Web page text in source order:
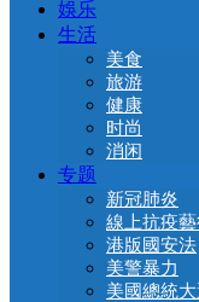
娛乐
生活
美食
旅游
健康
时尚
消闲
专题
新冠肺炎
線上抗疫
港版國安法
美警暴力
美國總統大